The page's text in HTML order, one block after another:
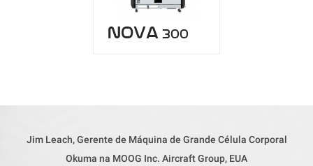
nova 300
Jim Leach, Gerente de Máquina de Grande Célula Corporal
Okuma na MOOG Inc. Aircraft Group, EUA